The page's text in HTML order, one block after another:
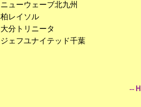
ニューウェーブ北九州
柏レイソル
大分トリニータ
ジェフユナイテッド千葉
--